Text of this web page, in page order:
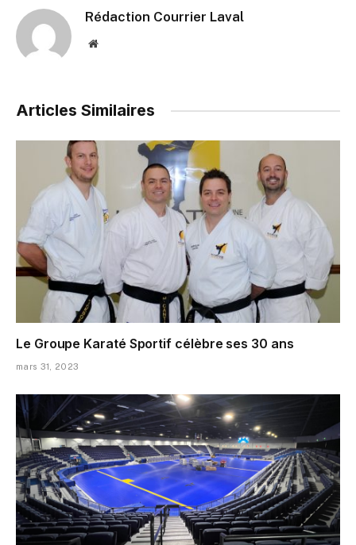
Rédaction Courrier Laval
Website
Articles Similaires
Le Groupe Karaté Sportif célèbre ses 30 ans
mars 31, 2023